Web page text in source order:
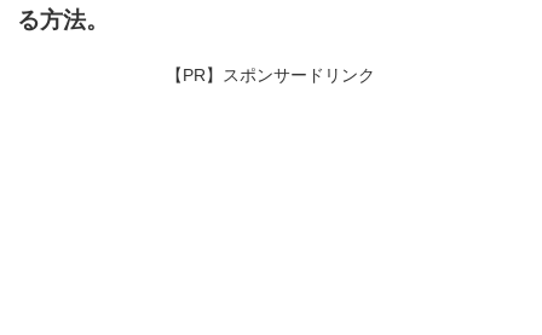
る方法。
【PR】スポンサードリンク